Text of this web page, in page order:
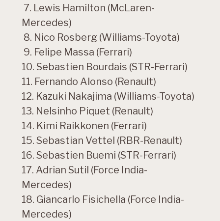
7. Lewis Hamilton (McLaren-
Mercedes)
8. Nico Rosberg (Williams-Toyota)
9. Felipe Massa (Ferrari)
10. Sebastien Bourdais (STR-Ferrari)
11. Fernando Alonso (Renault)
12. Kazuki Nakajima (Williams-Toyota)
13. Nelsinho Piquet (Renault)
14. Kimi Raikkonen (Ferrari)
15. Sebastian Vettel (RBR-Renault)
16. Sebastien Buemi (STR-Ferrari)
17. Adrian Sutil (Force India-
Mercedes)
18. Giancarlo Fisichella (Force India-
Mercedes)